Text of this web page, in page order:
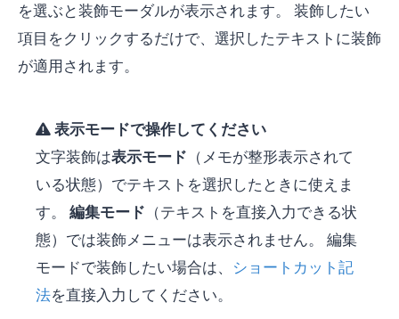
を選ぶと装飾モーダルが表示されます。 装飾したい
項目をクリックするだけで、選択したテキストに装飾
が適用されます。
表示モードで操作してください
文字装飾は表示モード （メモが整形表示されて
いる状態）でテキストを選択したときに使えま
す。 編集モード （テキストを直接入力できる状
態）では装飾メニューは表示されません。 編集
モードで装飾したい場合は、 ショートカット記
法を直接入力してください。